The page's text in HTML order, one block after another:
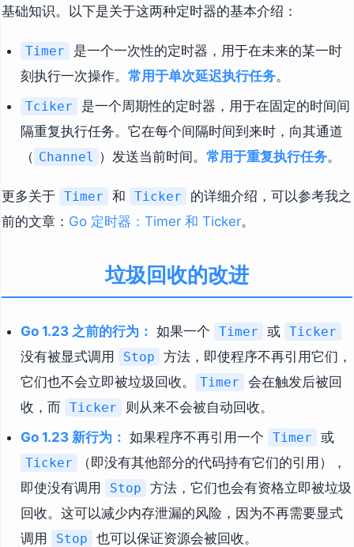
基础知识。以下是关于这两种定时器的基本介绍：
Timer
是一个一次性的定时器，用于在未来的某一时
刻执行一次操作。 常用于单次延迟执行任务。
Tciker
是一个周期性的定时器，用于在固定的时间间
隔重复执行任务。它在每个间隔时间到来时，向其通道
（ Channel ）发送当前时间。 常用于重复执行任务。
更多关于 Timer 和 Ticker
的详细介绍，可以参考我之
前的文章： Go 定时器：Timer 和 Ticker。
垃圾回收的改进
Go 1.23 之前的行为： 如果一个 Timer 或 Ticker
没有被显式调用 Stop
方法，即使程序不再引用它们，
它们也不会立即被垃圾回收。
Timer
会在触发后被回
收，而 Ticker
则从来不会被自动回收。
Go 1.23 新行为： 如果程序不再引用一个 Timer 或
Ticker
（即没有其他部分的代码持有它们的引用），
即使没有调用
Stop
方法，它们也会有资格立即被垃圾
回收。这可以减少内存泄漏的风险，因为不再需要显式
调用
Stop 也可以保证资源会被回收。